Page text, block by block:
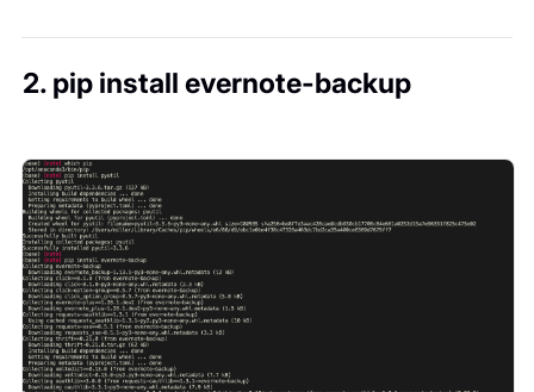
2. pip install evernote-backup